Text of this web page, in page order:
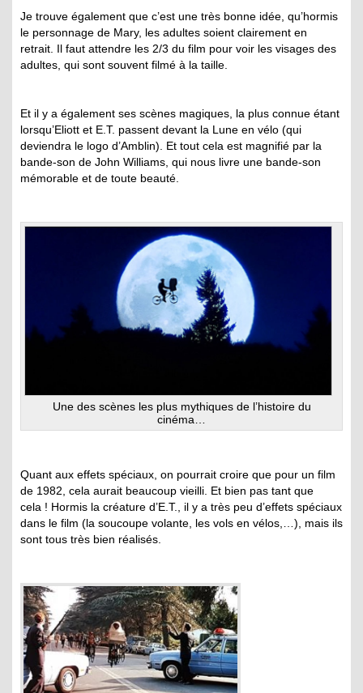
Je trouve également que c’est une très bonne idée, qu’hormis
le personnage de Mary, les adultes soient clairement en
retrait. Il faut attendre les 2/3 du film pour voir les visages des
adultes, qui sont souvent filmé à la taille.
Et il y a également ses scènes magiques, la plus connue étant
lorsqu’Eliott et E.T. passent devant la Lune en vélo (qui
deviendra le logo d’Amblin). Et tout cela est magnifié par la
bande-son de John Williams, qui nous livre une bande-son
mémorable et de toute beauté.
Une des scènes les plus mythiques de l’histoire du
cinéma…
Quant aux effets spéciaux, on pourrait croire que pour un film
de 1982, cela aurait beaucoup vieilli. Et bien pas tant que
cela ! Hormis la créature d’E.T., il y a très peu d’effets spéciaux
dans le film (la soucoupe volante, les vols en vélos,…), mais ils
sont tous très bien réalisés.